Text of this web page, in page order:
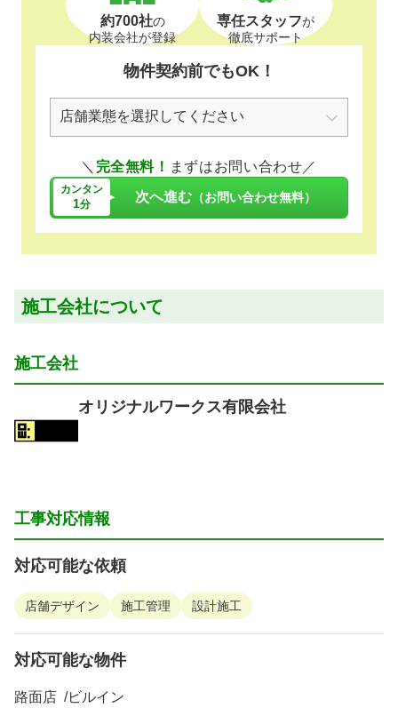
約700社の
内装会社が登録
専任スタッフが
徹底サポート
物件契約前でもOK！
＼ 完全無料！ まずはお問い合わせ／
カンタン
1分 次へ進む （お問い合わせ無料）
施工会社について
施工会社
オリジナルワークス有限会社
工事対応情報
対応可能な依頼
店舗デザイン 施工管理 設計施工
対応可能な物件
路面店 ビルイン